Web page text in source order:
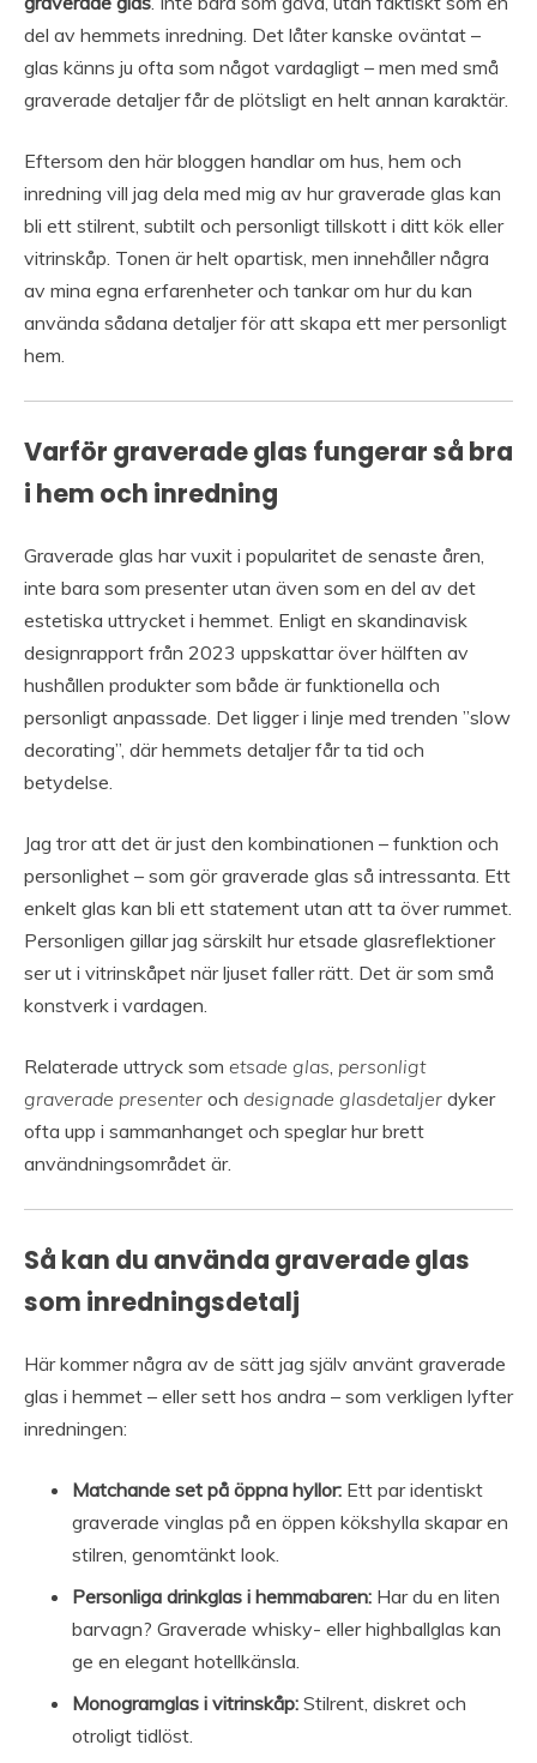
del av hemmets inredning. Det låter kanske oväntat –
glas känns ju ofta som något vardagligt – men med små
graverade detaljer får de plötsligt en helt annan karaktär.
Eftersom den här bloggen handlar om hus, hem och
inredning vill jag dela med mig av hur graverade glas kan
bli ett stilrent, subtilt och personligt tillskott i ditt kök eller
vitrinskåp. Tonen är helt opartisk, men innehåller några
av mina egna erfarenheter och tankar om hur du kan
använda sådana detaljer för att skapa ett mer personligt
hem.
Varför graverade glas fungerar så bra
i hem och inredning
Graverade glas har vuxit i popularitet de senaste åren,
inte bara som presenter utan även som en del av det
estetiska uttrycket i hemmet. Enligt en skandinavisk
designrapport från 2023 uppskattar över hälften av
hushållen produkter som både är funktionella och
personligt anpassade. Det ligger i linje med trenden ”slow
decorating”, där hemmets detaljer får ta tid och
betydelse.
Jag tror att det är just den kombinationen – funktion och
personlighet – som gör graverade glas så intressanta. Ett
enkelt glas kan bli ett statement utan att ta över rummet.
Personligen gillar jag särskilt hur etsade glasreflektioner
ser ut i vitrinskåpet när ljuset faller rätt. Det är som små
konstverk i vardagen.
Relaterade uttryck som etsade glas personligt
graverade presenter och designade glasdetaljer dyker
ofta upp i sammanhanget och speglar hur brett
användningsområdet är.
Så kan du använda graverade glas
som inredningsdetalj
Här kommer några av de sätt jag själv använt graverade
glas i hemmet – eller sett hos andra – som verkligen lyfter
inredningen:
Matchande set på öppna hyllor: Ett par identiskt
graverade vinglas på en öppen kökshylla skapar en
stilren, genomtänkt look.
Personliga drinkglas i hemmabaren: Har du en liten
barvagn? Graverade whisky- eller highballglas kan
ge en elegant hotellkänsla.
Monogramglas i vitrinskåp: Stilrent, diskret och
otroligt tidlöst.